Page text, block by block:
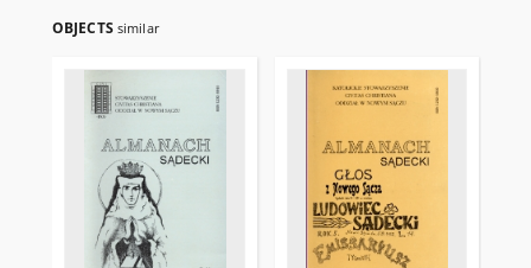
OBJECTS similar